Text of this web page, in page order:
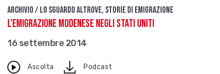
Archivio / Lo sguardo altrove, storie di emigrazione
L'emigrazione modenese negli Stati Uniti
16 settembre 2014
Ascolta downloadPodcast